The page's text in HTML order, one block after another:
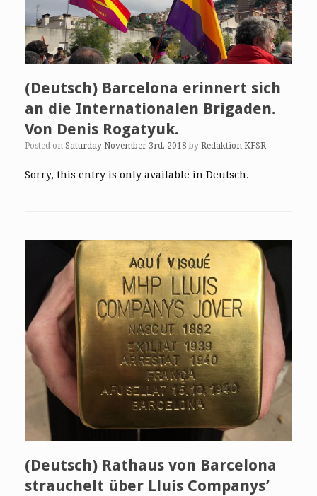
(Deutsch) Barcelona erinnert sich
an die Internationalen Brigaden.
Von Denis Rogatyuk.
Posted on Saturday November 3rd, 2018 by Redaktion KFSR
Sorry, this entry is only available in Deutsch.
(Deutsch) Rathaus von Barcelona
strauchelt über Lluís Companys’